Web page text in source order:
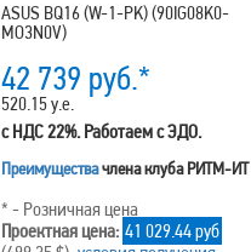
ASUS BQ16 (W-1-PK) (90IG08K0-
MO3N0V)
42 739 руб.*
520.15 у.е.
с НДС 22%. Работаем с ЭДО.
Преимуществачлена клуба РИТМ-ИТ
* - Розничная цена
Проектная цена: 41 029.44 руб